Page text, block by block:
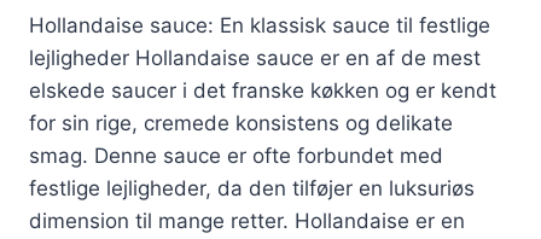
Hollandaise sauce: En klassisk sauce til festlige
lejligheder Hollandaise sauce er en af de mest
elskede saucer i det franske køkken og er kendt
for sin rige, cremede konsistens og delikate
smag. Denne sauce er ofte forbundet med
festlige lejligheder, da den tilføjer en luksuriøs
dimension til mange retter. Hollandaise er en